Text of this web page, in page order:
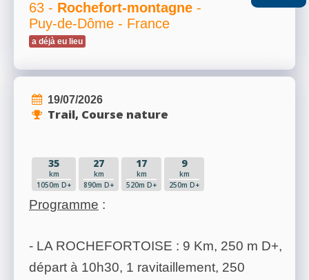
63 - Rochefort-montagne -
Puy-de-Dôme - France
a déjà eu lieu
19/07/2026
Trail, Course nature
35
km
1050m D+
27
km
890m D+
17
km
520m D+
9
km
250m D+
Programme :
- LA ROCHEFORTOISE : 9 Km, 250 m D+,
départ à 10h30, 1 ravitaillement, 250